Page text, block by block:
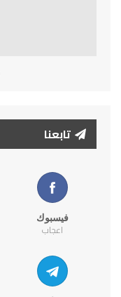
تابعنا
فيسبوك
اعجاب